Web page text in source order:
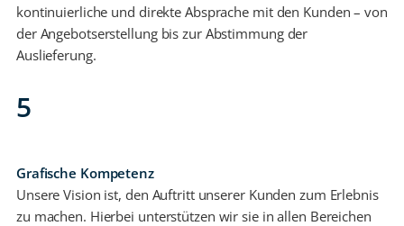
kontinuierliche und direkte Absprache mit den Kunden – von
der Angebotserstellung bis zur Abstimmung der
Auslieferung.
5
Grafische Kompetenz
Unsere Vision ist, den Auftritt unserer Kunden zum Erlebnis
zu machen. Hierbei unterstützen wir sie in allen Bereichen